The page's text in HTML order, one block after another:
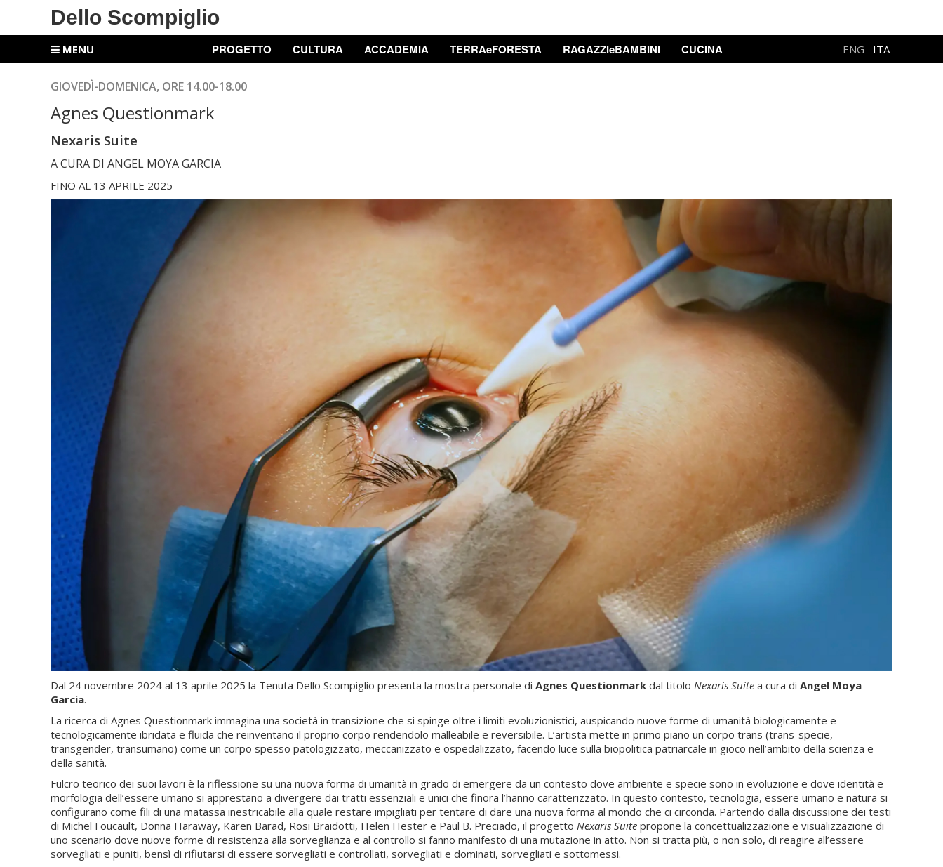
Dello Scompiglio
MENU PROGETTO CULTURA ACCADEMIA TERRAeFORESTA RAGAZZIeBAMBINI CUCINA ENG ITA
GIOVEDÌ-DOMENICA, ORE 14.00-18.00
Agnes Questionmark
Nexaris Suite
A CURA DI ANGEL MOYA GARCIA
FINO AL 13 APRILE 2025
Dal 24 novembre 2024 al 13 aprile 2025 la Tenuta Dello Scompiglio presenta la mostra personale di Agnes Questionmark dal titolo Nexaris Suite a cura di Angel Moya
Garcia.
La ricerca di Agnes Questionmark immagina una società in transizione che si spinge oltre i limiti evoluzionistici, auspicando nuove forme di umanità biologicamente e
tecnologicamente ibridata e fluida che reinventano il proprio corpo rendendolo malleabile e reversibile. L’artista mette in primo piano un corpo trans (trans-specie,
transgender, transumano) come un corpo spesso patologizzato, meccanizzato e ospedalizzato, facendo luce sulla biopolitica patriarcale in gioco nell’ambito della scienza e
della sanità.
Fulcro teorico dei suoi lavori è la riflessione su una nuova forma di umanità in grado di emergere da un contesto dove ambiente e specie sono in evoluzione e dove identità e
morfologia dell’essere umano si apprestano a divergere dai tratti essenziali e unici che finora l’hanno caratterizzato. In questo contesto, tecnologia, essere umano e natura si
configurano come fili di una matassa inestricabile alla quale restare impigliati per tentare di dare una nuova forma al mondo che ci circonda. Partendo dalla discussione dei testi
di Michel Foucault, Donna Haraway, Karen Barad, Rosi Braidotti, Helen Hester e Paul B. Preciado, il progetto Nexaris Suite propone la concettualizzazione e visualizzazione di
uno scenario dove nuove forme di resistenza alla sorveglianza e al controllo si fanno manifesto di una mutazione in atto. Non si tratta più, o non solo, di reagire all’essere
sorvegliati e puniti, bensì di rifiutarsi di essere sorvegliati e controllati, sorvegliati e dominati, sorvegliati e sottomessi.